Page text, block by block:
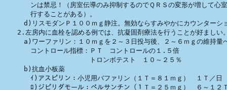
ンは禁忌！（房室伝導のみ抑制するのでＱＲＳの変形が増して心室
行することがある）。
d)リスモダンＰ１００ｍｇ静注。無効ならすみやかにカウンターシ
2.左房内に血栓を認める例では、抗凝固剤療法を行うことが好ましい
a)ワーファリン：１０ｍｇを２～３日投与後、２～６ｍｇの維持量
コントロール指標：ＰＴ　コントロールの１.５倍
トロンボテスト　１０～２５％
b)抗血小板薬
ｲ)アスピリン：小児用バファリン（１Ｔ＝８１ｍｇ）　１Ｔ／日
ﾛ)ジピリダモール：ペルサンチン（１Ｔ＝２５ｍｇ）　６